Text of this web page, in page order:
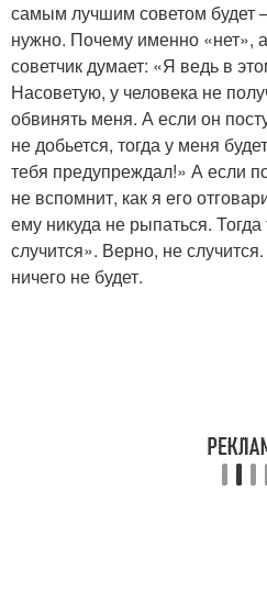
самым лучшим советом будет
нужно. Почему именно «нет»,
советчик думает: «Я ведь в
Насоветую, у человека не
обвинять меня. А если он
не добьется, тогда у меня
тебя предупреждал!» А если
не вспомнит, как я его
ему никуда не рыпаться.
случится». Верно, не
ничего не будет.